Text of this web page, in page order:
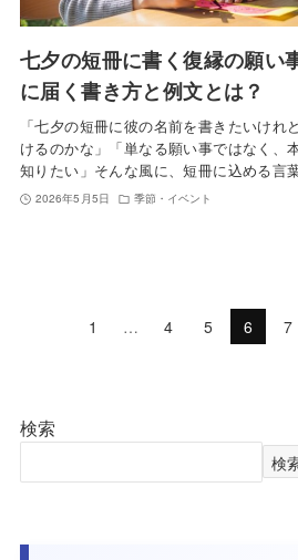
七夕の短冊に書く復縁の願い
に届く書き方と例文とは？
「七夕の短冊に彼の名前を書きたいけれ
けるのかな」「単なる願い事ではなく、
知りたい」そんな風に、短冊に込める言
2026年5月5日 季節・イベント
1 … 4 5 6 7
検索
検